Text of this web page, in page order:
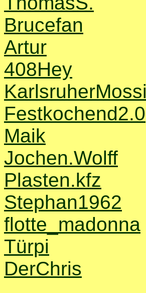
Brucefan
Artur
408Hey
KarlsruherMossi
Festkochend2.0
Maik
Jochen.Wolff
Plasten.kfz
Stephan1962
flotte_madonna
Türpi
DerChris